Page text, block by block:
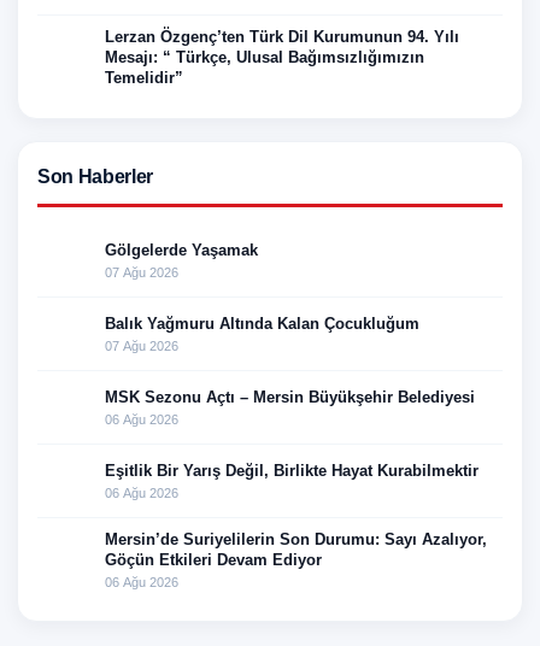
Lerzan Özgenç’ten Türk Dil Kurumunun 94. Yılı
Mesajı: “ Türkçe, Ulusal Bağımsızlığımızın
Temelidir”
Son Haberler
Gölgelerde Yaşamak
07 Ağu 2026
Balık Yağmuru Altında Kalan Çocukluğum
07 Ağu 2026
MSK Sezonu Açtı – Mersin Büyükşehir Belediyesi
06 Ağu 2026
Eşitlik Bir Yarış Değil, Birlikte Hayat Kurabilmektir
06 Ağu 2026
Mersin’de Suriyelilerin Son Durumu: Sayı Azalıyor,
Göçün Etkileri Devam Ediyor
06 Ağu 2026